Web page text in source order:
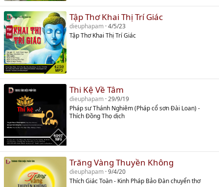
Tập Thơ Khai Thị Trí Giác
dieuphapam 4/5/23
Tập Thơ Khai Thị Trí Giác
Thi Kệ Về Tâm
dieuphapam 29/9/19
Pháp sư Thánh Nghiêm (Pháp cổ sơn Đài Loan) -
Thích Đồng Thọ dịch
Trăng Vàng Thuyền Không
dieuphapam 9/4/20
Thích Giác Toàn - Kinh Pháp Bảo Đàn chuyển thơ